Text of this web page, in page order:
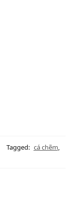
Tagged: cá chẽm,